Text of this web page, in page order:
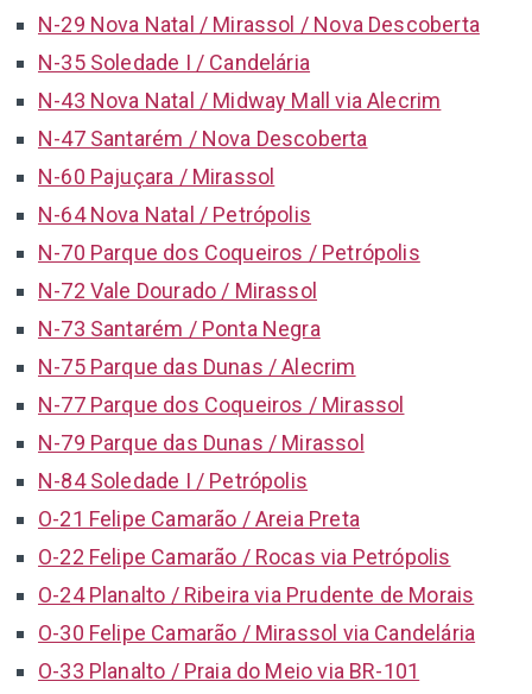
N-29 Nova Natal / Mirassol / Nova Descoberta
N-35 Soledade I / Candelária
N-43 Nova Natal / Midway Mall via Alecrim
N-47 Santarém / Nova Descoberta
N-60 Pajuçara / Mirassol
N-64 Nova Natal / Petrópolis
N-70 Parque dos Coqueiros / Petrópolis
N-72 Vale Dourado / Mirassol
N-73 Santarém / Ponta Negra
N-75 Parque das Dunas / Alecrim
N-77 Parque dos Coqueiros / Mirassol
N-79 Parque das Dunas / Mirassol
N-84 Soledade I / Petrópolis
O-21 Felipe Camarão / Areia Preta
O-22 Felipe Camarão / Rocas via Petrópolis
O-24 Planalto / Ribeira via Prudente de Morais
O-30 Felipe Camarão / Mirassol via Candelária
O-33 Planalto / Praia do Meio via BR-101